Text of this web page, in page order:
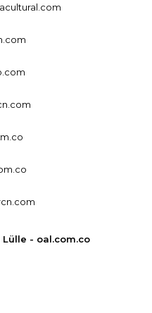
- oal.com.co